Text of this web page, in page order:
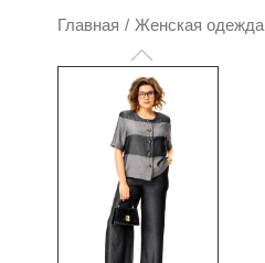
Главная / Женская одежда